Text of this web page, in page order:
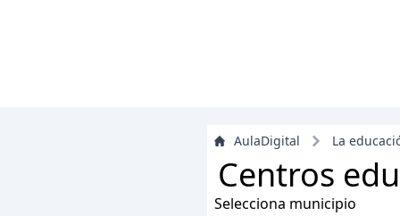
AulaDigital La
Centros
Selecciona municipio